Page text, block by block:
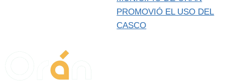
PROMOVIÓ EL USO DEL
CASCO